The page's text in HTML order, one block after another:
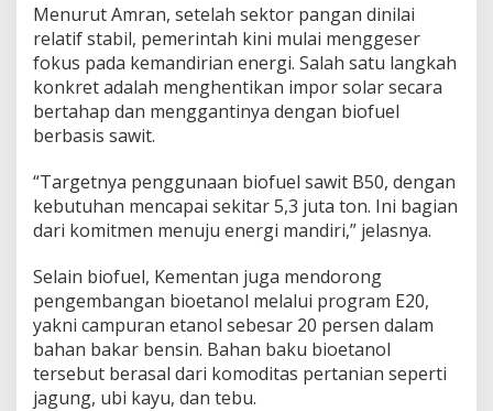
t
B
i
o
f
u
a
n
B
o
e
t
a
n
o
l
Menurut Amran, setelah sektor pangan dinilai
relatif stabil, pemerintah kini mulai menggeser
fokus pada kemandirian energi. Salah satu langkah
konkret adalah menghentikan impor solar secara
bertahap dan menggantinya dengan biofuel
berbasis sawit.
“Targetnya penggunaan biofuel sawit B50, dengan
kebutuhan mencapai sekitar 5,3 juta ton. Ini bagian
dari komitmen menuju energi mandiri,” jelasnya.
Selain biofuel, Kementan juga mendorong
pengembangan bioetanol melalui program E20,
yakni campuran etanol sebesar 20 persen dalam
bahan bakar bensin. Bahan baku bioetanol
tersebut berasal dari komoditas pertanian seperti
jagung, ubi kayu, dan tebu.